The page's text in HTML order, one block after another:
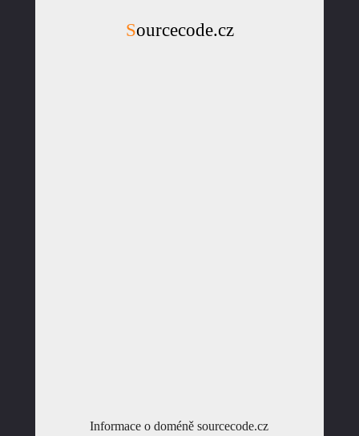
Sourcecode.cz
Informace o doméně sourcecode.cz